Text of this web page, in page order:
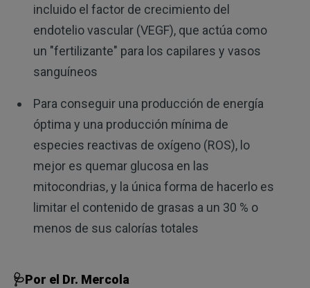
incluido el factor de crecimiento del
endotelio vascular (VEGF), que actúa como
un "fertilizante" para los capilares y vasos
sanguíneos
Para conseguir una producción de energía
óptima y una producción mínima de
especies reactivas de oxígeno (ROS), lo
mejor es quemar glucosa en las
mitocondrias, y la única forma de hacerlo es
limitar el contenido de grasas a un 30 % o
menos de sus calorías totales
🩺Por el Dr. Mercola